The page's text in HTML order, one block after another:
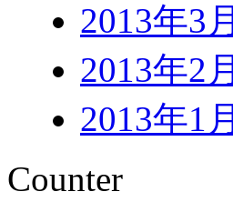
2013年3月
2013年2月
2013年1月
Counter